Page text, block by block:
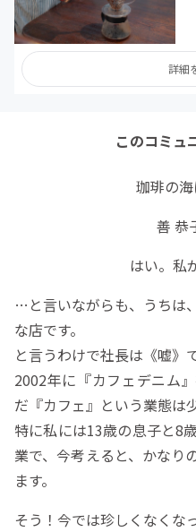
詳細
このコミュ
珈琲の
善 恭
はい。私
…と言いながらも、うちは
な店です。
と言うわけで社長は《嘘》
2002年に『カフェデニム』
だ『カフェ』という業態は
特に私には13歳の息子と8
業で、今考えると、かなり
ます。
そう！今では珍しくなくな